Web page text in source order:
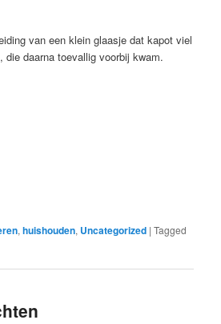
van een klein glaasje dat kapot viel
die daarna toevallig voorbij kwam.
,huishouden, Uncategorized |Tagged